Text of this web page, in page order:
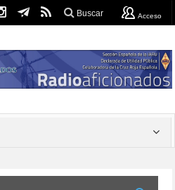
Buscar Acceso